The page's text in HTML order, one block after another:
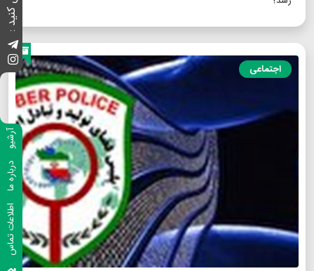
آرشیو
درباره ما
اطلاعات تماس
اجتماعی